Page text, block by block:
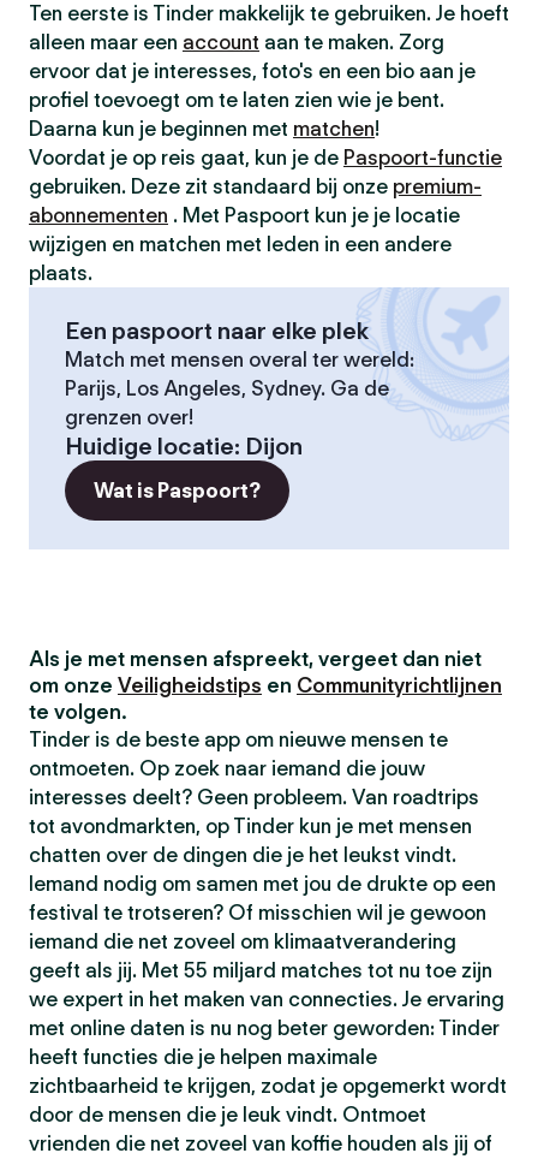
Ten eerste is Tinder makkelijk te gebruiken. Je hoeft
alleen maar een account aan te maken. Zorg
ervoor dat je interesses, foto's en een bio aan je
profiel toevoegt om te laten zien wie je bent.
Daarna kun je beginnen met matchen!
Voordat je op reis gaat, kun je de Paspoort-functie
gebruiken. Deze zit standaard bij onze premium-
abonnementen . Met Paspoort kun je je locatie
wijzigen en matchen met leden in een andere
plaats.
Een paspoort naar elke plek
Match met mensen overal ter wereld:
Parijs, Los Angeles, Sydney. Ga de
grenzen over!
Huidige locatie: Dijon
Wat is Paspoort?
Als je met mensen afspreekt, vergeet dan niet
om onze Veiligheidstips en Communityrichtlijnen
te volgen.
Tinder is de beste app om nieuwe mensen te
ontmoeten. Op zoek naar iemand die jouw
interesses deelt? Geen probleem. Van roadtrips
tot avondmarkten, op Tinder kun je met mensen
chatten over de dingen die je het leukst vindt.
Iemand nodig om samen met jou de drukte op een
festival te trotseren? Of misschien wil je gewoon
iemand die net zoveel om klimaatverandering
geeft als jij. Met 55 miljard matches tot nu toe zijn
we expert in het maken van connecties. Je ervaring
met online daten is nu nog beter geworden: Tinder
heeft functies die je helpen maximale
zichtbaarheid te krijgen, zodat je opgemerkt wordt
door de mensen die je leuk vindt. Ontmoet
vrienden die net zoveel van koffie houden als jij of